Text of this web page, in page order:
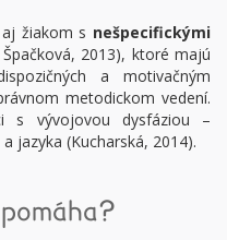
žiakom s nešpecifickými
2013), ktoré majú
a motivačným
metodickom vedení.
s vývojovou dysfáziou –
jazyka (Kucharská, 2014).